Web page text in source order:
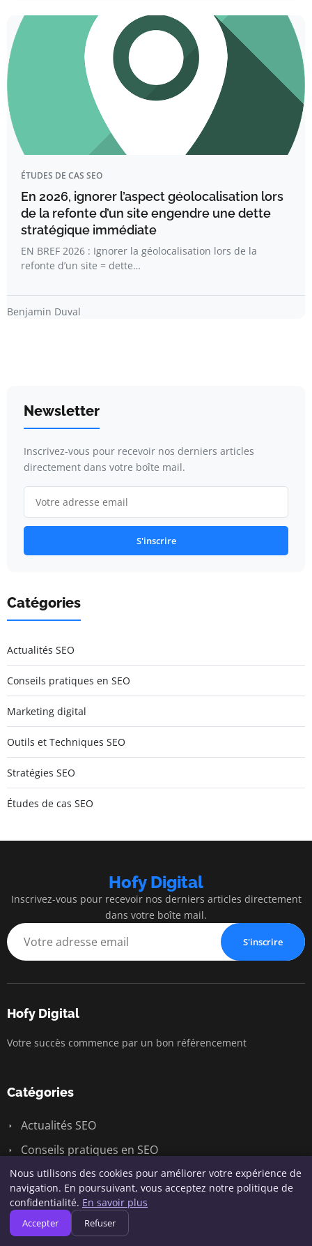
ÉTUDES DE CAS SEO
En 2026, ignorer l’aspect géolocalisation lors
de la refonte d’un site engendre une dette
stratégique immédiate
EN BREF 2026 : Ignorer la géolocalisation lors de la
refonte d’un site = dette…
Benjamin Duval
Newsletter
Inscrivez-vous pour recevoir nos derniers articles
directement dans votre boîte mail.
S'inscrire
Catégories
Actualités SEO
Conseils pratiques en SEO
Marketing digital
Outils et Techniques SEO
Stratégies SEO
Études de cas SEO
Hofy Digital
Inscrivez-vous pour recevoir nos derniers articles directement
dans votre boîte mail.
S'inscrire
Hofy Digital
Votre succès commence par un bon référencement
Catégories
Actualités SEO
Conseils pratiques en SEO
Marketing digital
Outils et Techniques SEO
Stratégies SEO
Nous utilisons des cookies pour améliorer votre expérience de
navigation. En poursuivant, vous acceptez notre politique de
confidentialité. En savoir plus
Accepter Refuser